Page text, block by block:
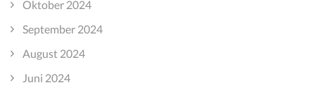
Oktober 2024
September 2024
August 2024
Juni 2024